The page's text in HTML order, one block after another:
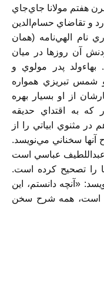
هفتم مولانا جاي‌جاي
و تقاضاي حسام‌الدين
نام الهي‌نامه (همان
آن روزها در ميان
بهاءولد پدر مولوي و
شمس تبريزي همواره
از او بسيار بهره
که به اقتداي حديقه
در مثنوي ابياتي را از
سخناني مي‌نويسد.
عباسي است
را تصحيح کرده است.
«آنچه دانستم، اين
است، همه شرح سخن